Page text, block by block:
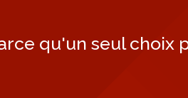
qu'un seul choix